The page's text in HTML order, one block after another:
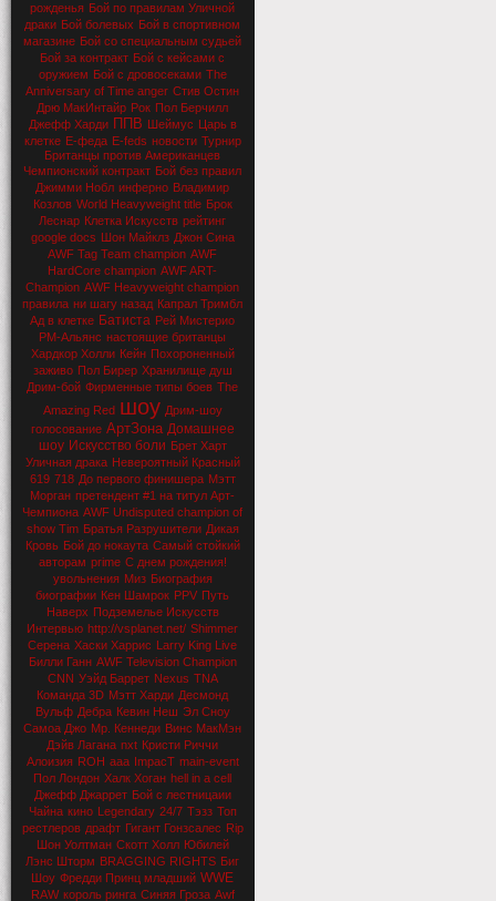
рожденья Бой по правилам Уличной
драки Бой болевых Бой в спортивном
магазине Бой со специальным судьей
Бой за контракт Бой с кейсами с
оружием Бой с дровосеками The
Anniversary of Time anger Стив Остин
Дрю МакИнтайр Рок Пол Берчилл
Джефф Харди ППВ Шеймус Царь в
клетке Е-феда E-feds новости Турнир
Британцы против Американцев
Чемпионский контракт Бой без правил
Джимми Нобл инферно Владимир
Козлов World Heavyweight title Брок
Леснар Клетка Искусств рейтинг
google docs Шон Майклз Джон Сина
AWF Tag Team champion AWF
HardCore champion AWF ART-
Champion AWF Heavyweight champion
правила ни шагу назад Капрал Тримбл
Ад в клетке Батиста Рей Мистерио
РМ-Альянс настоящие британцы
Хардкор Холли Кейн Похороненный
заживо Пол Бирер Хранилище душ
Дрим-бой Фирменные типы боев The
Amazing Red шоу Дрим-шоу
голосование АртЗона Домашнее
шоу Искусство боли Брет Харт
Уличная драка Невероятный Красный
619 718 До первого финишера Мэтт
Морган претендент #1 на титул Арт-
Чемпиона AWF Undisputed champion of
show Tim Братья Разрушители Дикая
Кровь Бой до нокаута Самый стойкий
авторам prime С днем рождения!
увольнения Миз Биография
биографии Кен Шамрок PPV Путь
Наверх Подземелье Искусств
Интервью http://vsplanet.net/ Shimmer
Серена Хаски Харрис Larry King Live
Билли Ганн AWF Television Champion
CNN Уэйд Баррет Nexus TNA
Команда 3D Мэтт Харди Десмонд
Вульф Дебра Кевин Неш Эл Сноу
Самоа Джо Мр. Кеннеди Винс МакМэн
Дэйв Лагана nxt Кристи Риччи
Алоизия ROH aaa ImpacT main-event
Пол Лондон Халк Хоган hell in a cell
Джефф Джаррет Бой с лестницаии
Чайна кино Legendary 24/7 Тэзз Топ
рестлеров драфт Гигант Гонзсалес Rip
Шон Уолтман Скотт Холл Юбилей
Лэнс Шторм BRAGGING RIGHTS Биг
Шоу Фредди Принц младший WWE
RAW король ринга Синяя Гроза Awf